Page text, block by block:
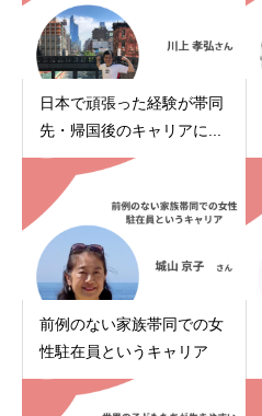
日本で頑張った経験が帯同
先・帰国後のキャリアに...
前例のない家族帯同での女
性駐在員というキャリア